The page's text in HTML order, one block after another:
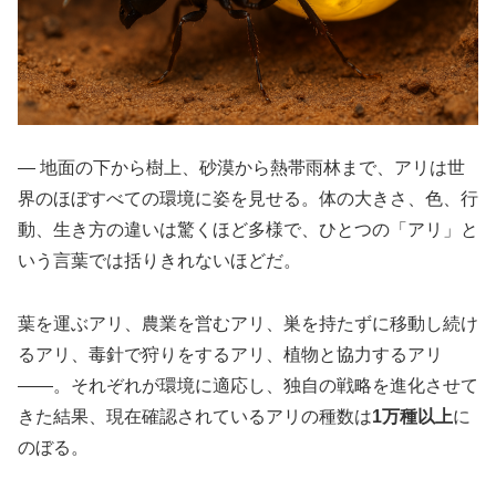
― 地面の下から樹上、砂漠から熱帯雨林まで、アリは世
界のほぼすべての環境に姿を見せる。体の大きさ、色、行
動、生き方の違いは驚くほど多様で、ひとつの「アリ」と
いう言葉では括りきれないほどだ。
葉を運ぶアリ、農業を営むアリ、巣を持たずに移動し続け
るアリ、毒針で狩りをするアリ、植物と協力するアリ
――。それぞれが環境に適応し、独自の戦略を進化させて
きた結果、現在確認されているアリの種数は1万種以上に
のぼる。